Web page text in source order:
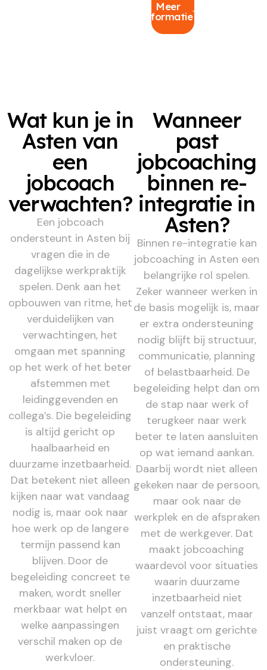
Meer
informatie
Wat kun je in
Asten van
een
jobcoach
verwachten?
Een jobcoach
ondersteunt in Asten bij
vragen die in de
dagelijkse werkpraktijk
spelen. Denk aan het
opbouwen van ritme, het
verduidelijken van
verwachtingen, het
omgaan met spanning
op het werk of het beter
afstemmen met
leidinggevenden en
collega’s. Die begeleiding
is altijd gericht op
haalbaarheid en
duurzame inzetbaarheid.
Dat betekent niet alleen
kijken naar wat vandaag
nodig is, maar ook naar
hoe werk op de langere
termijn passend kan
blijven. Door de
begeleiding concreet te
maken, wordt sneller
merkbaar wat helpt en
welke aanpassingen
verschil maken op de
werkvloer.
Wanneer
past
jobcoaching
binnen re-
integratie in
Asten?
Binnen re-integratie kan
jobcoaching in Asten een
belangrijke rol spelen.
Zeker wanneer werken in
de basis mogelijk is, maar
er extra ondersteuning
nodig blijft bij structuur,
communicatie, planning
of belastbaarheid. De
begeleiding helpt dan om
de stap naar werk of
terugkeer naar werk
beter te laten aansluiten
op wat iemand aankan.
Daarbij wordt niet alleen
gekeken naar de persoon,
maar ook naar de
werkplek en de afspraken
met de werkgever. Dat
maakt jobcoaching
waardevol voor situaties
waarin duurzame
inzetbaarheid niet
vanzelf ontstaat, maar
juist vraagt om gerichte
en praktische
ondersteuning.